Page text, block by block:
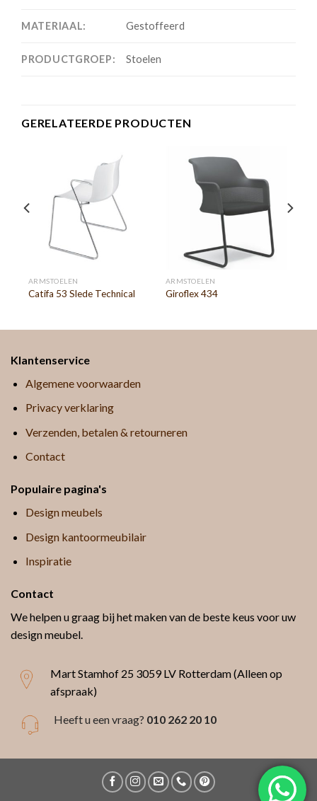
MATERIAAL: Gestoffeerd
PRODUCTGROEP: Stoelen
GERELATEERDE PRODUCTEN
ARMSTOELEN
Catifa 53 Slede Technical
ARMSTOELEN
Giroflex 434
Klantenservice
Algemene voorwaarden
Privacy verklaring
Verzenden, betalen & retourneren
Contact
Populaire pagina's
Design meubels
Design kantoormeubilair
Inspiratie
Contact
We helpen u graag bij het maken van de beste keus voor uw
design meubel.
Mart Stamhof 25 3059 LV Rotterdam (Alleen op
afspraak)
Heeft u een vraag? 010 262 20 10